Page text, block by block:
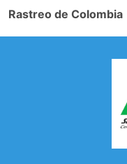
Rastreo de Colombia